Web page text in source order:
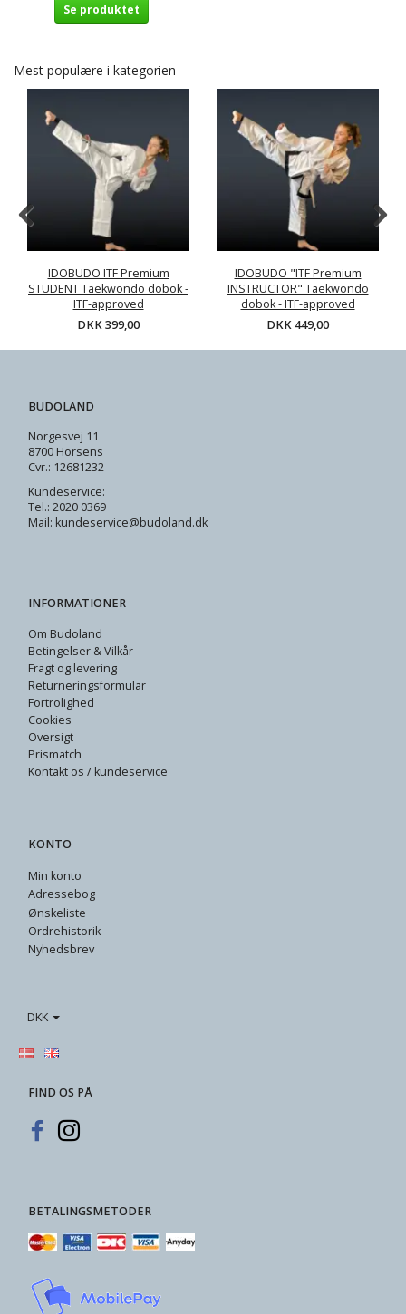
Se produktet
Mest populære i kategorien
IDOBUDO ITF Premium
STUDENT Taekwondo dobok -
ITF-approved
DKK 399,00
IDOBUDO "ITF Premium
INSTRUCTOR" Taekwondo
dobok - ITF-approved
DKK 449,00
BUDOLAND
Norgesvej 11
8700 Horsens
Cvr.: 12681232
Kundeservice:
Tel.: 2020 0369
Mail: kundeservice@budoland.dk
INFORMATIONER
Om Budoland
Betingelser & Vilkår
Fragt og levering
Returneringsformular
Fortrolighed
Cookies
Oversigt
Prismatch
Kontakt os / kundeservice
KONTO
Min konto
Adressebog
Ønskeliste
Ordrehistorik
Nyhedsbrev
DKK
FIND OS PÅ
BETALINGSMETODER